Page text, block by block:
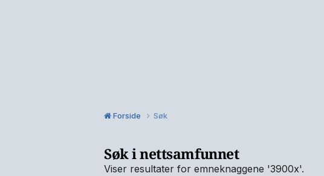
Forside Søk
Søk i nettsamfunnet
Viser resultater for emneknaggene '3900x'.